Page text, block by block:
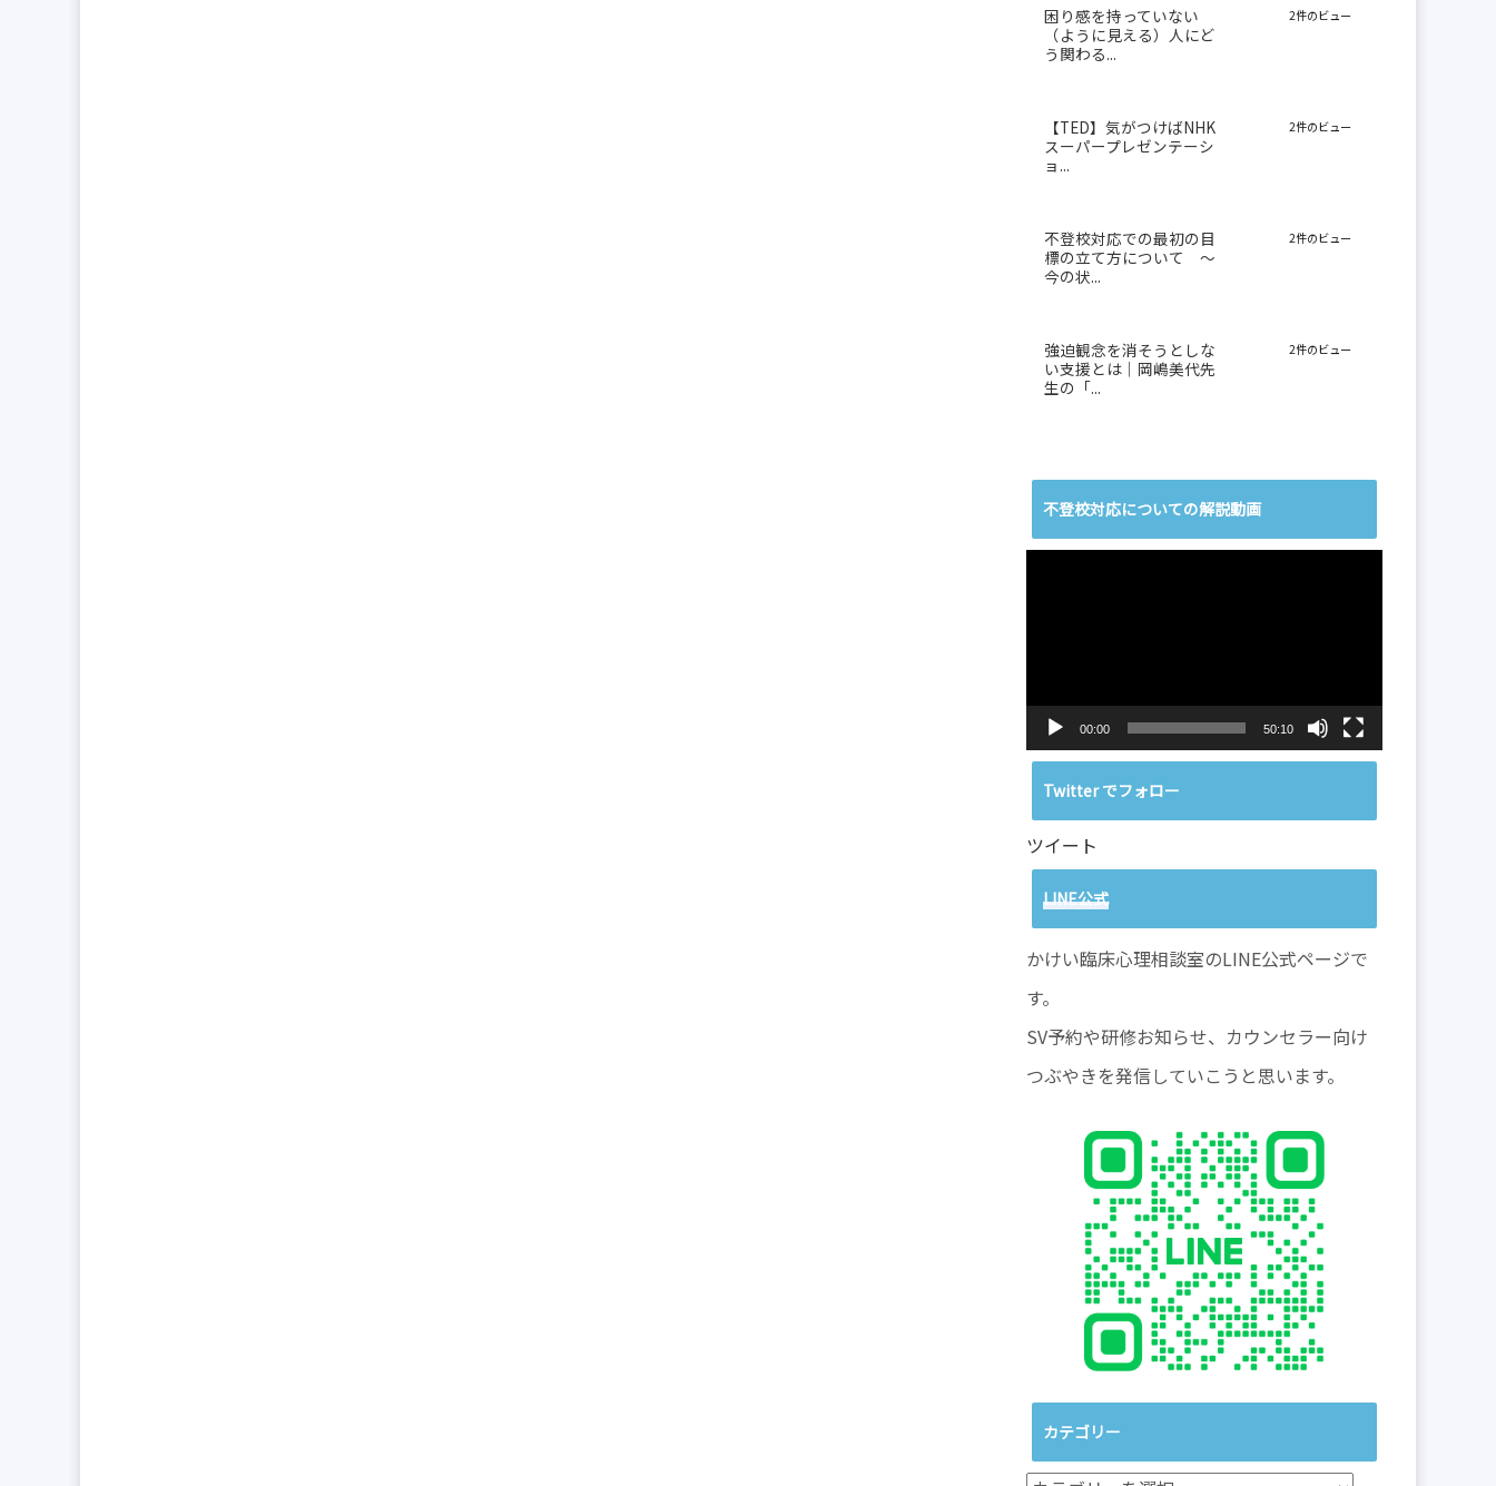
困り感を持っていない
（ように見える）人にど
う関わる...
2件のビュー
【TED】気がつけばNHK
スーパープレゼンテーシ
ョ...
2件のビュー
不登校対応での最初の目
標の立て方について 〜
今の状...
2件のビュー
強迫観念を消そうとしな
い支援とは｜岡嶋美代先
生の「...
2件のビュー
不登校対応についての解説動画
00:00 50:10
Twitter でフォロー
ツイート
LINE公式
かけい臨床心理相談室のLINE公式ページで
す。
SV予約や研修お知らせ、カウンセラー向け
つぶやきを発信していこうと思います。
カテゴリー